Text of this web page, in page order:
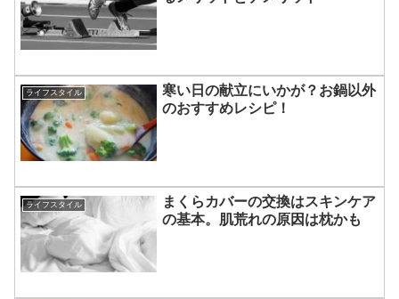
ライフスタイル
寒い日の献立にいかが？お鍋以外
のおすすめレシピ！
ライフスタイル
まくらカバーの交換はスキンケア
の基本。肌荒れの原因は枕かも